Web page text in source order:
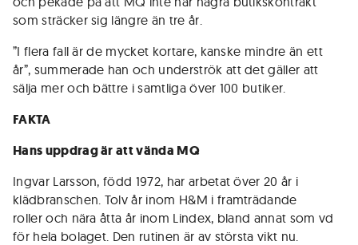
som sträcker sig längre än tre år.
”I flera fall är de mycket kortare, kanske mindre än ett
år”, summerade han och underströk att det gäller att
sälja mer och bättre i samtliga över 100 butiker.
FAKTA
Hans uppdrag är att vända MQ
Ingvar Larsson, född 1972, har arbetat över 20 år i
klädbranschen. Tolv år inom H&M i framträdande
roller och nära åtta år inom Lindex, bland annat som vd
för hela bolaget. Den rutinen är av största vikt nu.